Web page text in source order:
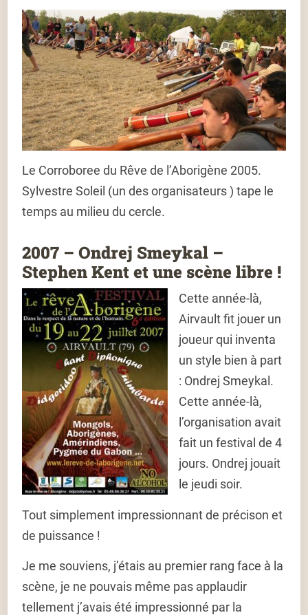
Le Corroboree du Rêve de l’Aborigène 2005.
Sylvestre Soleil (un des organisateurs ) tape le
temps au milieu du cercle.
2007 – Ondrej Smeykal –
Stephen Kent et une scène libre !
Cette année-là,
Airvault fit jouer un
joueur qui inventa
un style bien à part
: Ondrej Smeykal.
Cette année-là,
l’organisation avait
fait un festival de 4
jours. Ondrej jouait
le jeudi soir.
Tout simplement impressionnant de précison et
de puissance !
Je me souviens, j’étais au premier rang face à la
scène, je ne pouvais même pas applaudir
tellement j’avais été impressionné par la